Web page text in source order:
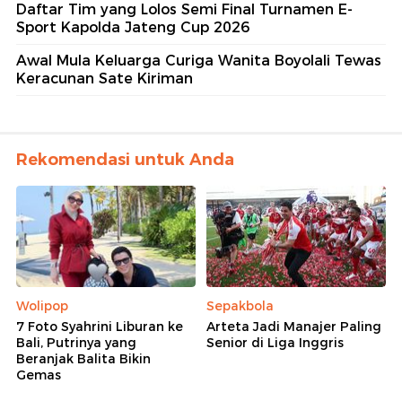
Daftar Tim yang Lolos Semi Final Turnamen E-
Sport Kapolda Jateng Cup 2026
Awal Mula Keluarga Curiga Wanita Boyolali Tewas
Keracunan Sate Kiriman
Rekomendasi untuk Anda
Wolipop
7 Foto Syahrini Liburan ke
Bali, Putrinya yang
Beranjak Balita Bikin
Gemas
Sepakbola
Arteta Jadi Manajer Paling
Senior di Liga Inggris